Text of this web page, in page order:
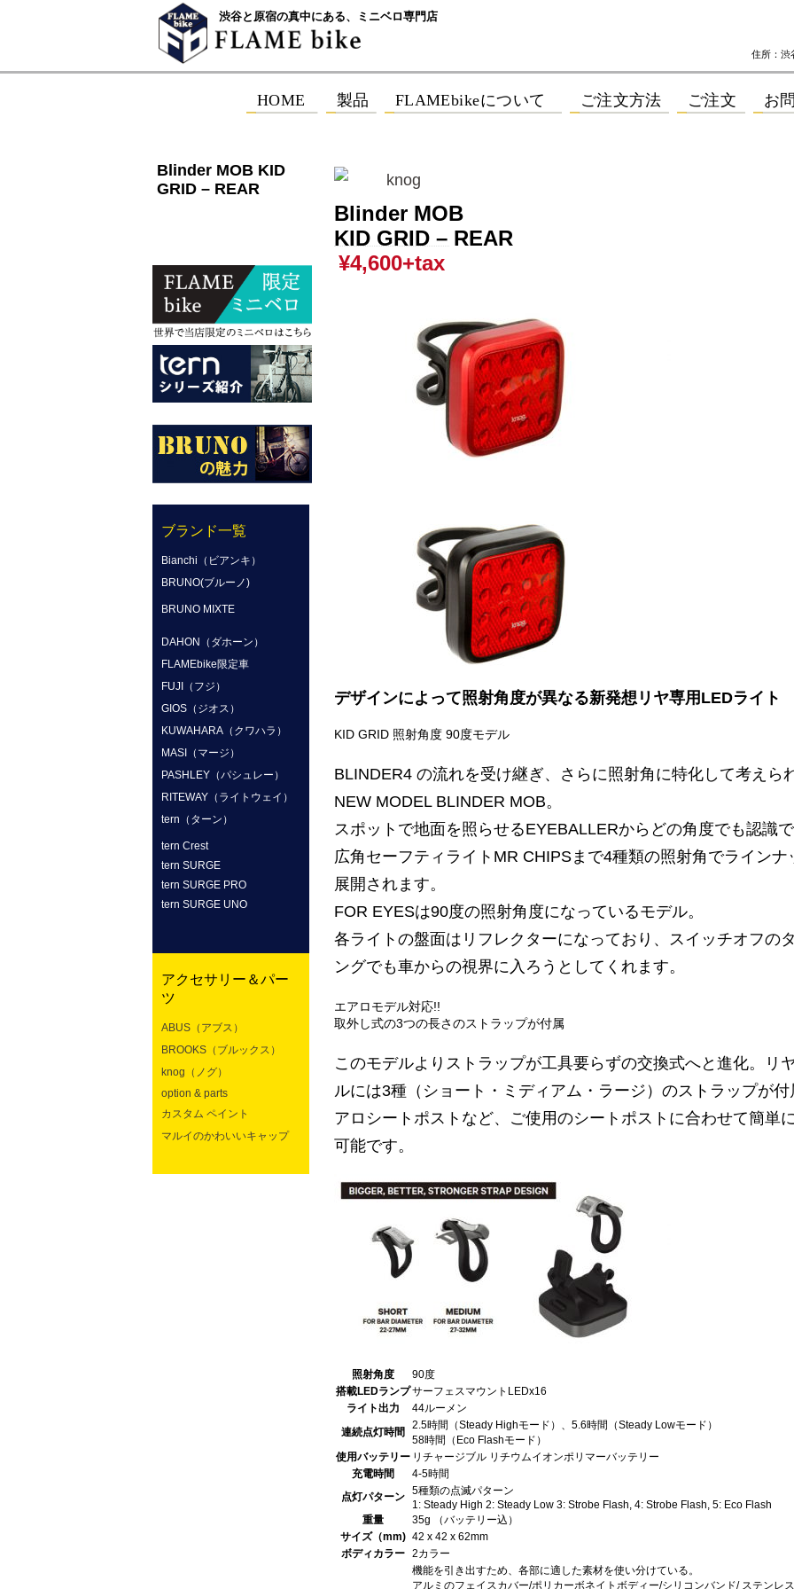
渋谷と原宿の真中にある、ミニベロ専門店
住所：渋
Blinder MOB KID
GRID – REAR
ブランド一覧
Bianchi（ビアンキ）
BRUNO(ブルーノ)
BRUNO MIXTE
DAHON（ダホーン）
FLAMEbike限定車
FUJI（フジ）
GIOS（ジオス）
KUWAHARA（クワハラ）
MASI（マージ）
PASHLEY（パシュレー）
RITEWAY（ライトウェイ）
tern（ターン）
tern Crest
tern SURGE
tern SURGE PRO
tern SURGE UNO
アクセサリー＆パー
ツ
ABUS（アブス）
BROOKS（ブルックス）
knog（ノグ）
option & parts
カスタム ペイント
マルイのかわいいキャップ
Blinder MOB
KID GRID – REAR
¥4,600+tax
デザインによって照射角度が異なる新発想リヤ専用LEDライト
KID GRID 照射角度 90度モデル
BLINDER4 の流れを受け継ぎ、さらに照射角に特化して考えら
NEW MODEL BLINDER MOB。
スポットで地面を照らせるEYEBALLERからどの角度でも認識
広角セーフティライトMR CHIPSまで4種類の照射角でラインナ
展開されます。
FOR EYESは90度の照射角度になっているモデル。
各ライトの盤面はリフレクターになっており、スイッチオフの
ングでも車からの視界に入ろうとしてくれます。
エアロモデル対応!!
取外し式の3つの長さのストラップが付属
このモデルよりストラップが工具要らずの交換式へと進化。リ
ルには3種（ショート・ミディアム・ラージ）のストラップが付
アロシートポストなど、ご使用のシートポストに合わせて簡単
可能です。
照射角度
90度
搭載LEDランプサーフェスマウントLEDx16
ライト出力
44ルーメン
連続点灯時間
2.5時間（Steady Highモード）、5.6時間（Steady Lowモード）
58時間（Eco Flashモード）
使用バッテリー リチャージブル リチウムイオンポリマーバッテリー
充電時間
4-5時間
点灯パターン 5種類の点滅パターン
1: Steady High 2: Steady Low 3: Strobe Flash, 4: Strobe Flash, 5: Eco Flash
重量
35g （バッテリー込）
サイズ（mm) 42 x 42 x 62mm
ボディカラー 2カラー
機能を引き出すため、各部に適した素材を使い分けている。
アルミのフェイスカバー/ポリカーボネイトボディー/シリコンバンド/ ステンレ